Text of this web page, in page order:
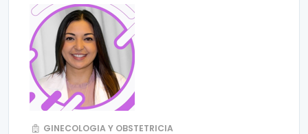
GINECOLOGIA Y OBSTETRICIA